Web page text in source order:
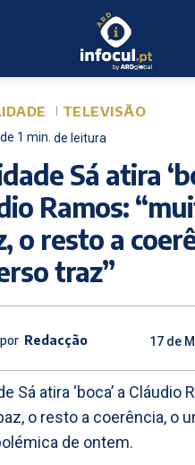
TELEVISÃO
1 min. de leitura
Sá atira
Ramos:
o resto a
traz”
por Redacção 17 de
Sá atira ‘boca’ a Cláudio
o resto a coerência, o
de ontem.